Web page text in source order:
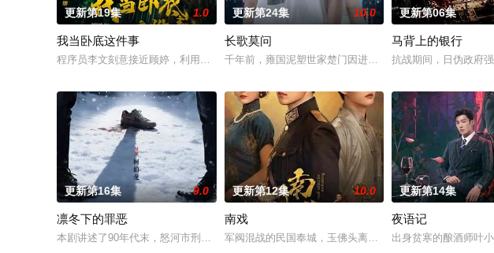
更新第19集 1.0
我当卧底这件事
程序员李文刻意接近顾婷，利用顾炎女儿奴的属性，请求老炮儿顾炎带自己用程序员身份卧底
更新第24集 10.0
长歌莫问
千年前，雍国泥塑世家楚门因进贡的“十二生肖”离奇流血
更新第06集
马背上的银行
抗战期间，日伪政府
更新第16集 9.0
凛冬下的罪恶
本剧讲述了90年代末，怒河市刑侦支队在无普及监控、无DNA鉴定技术的支持下，通过摸排、
更新第12集 10.0
南戏
军阀混战的民国奉城，玉佛头离奇失窃，戏班主横尸戏台
更新第14集
夜语记
出身贫寒的酿酒师叶